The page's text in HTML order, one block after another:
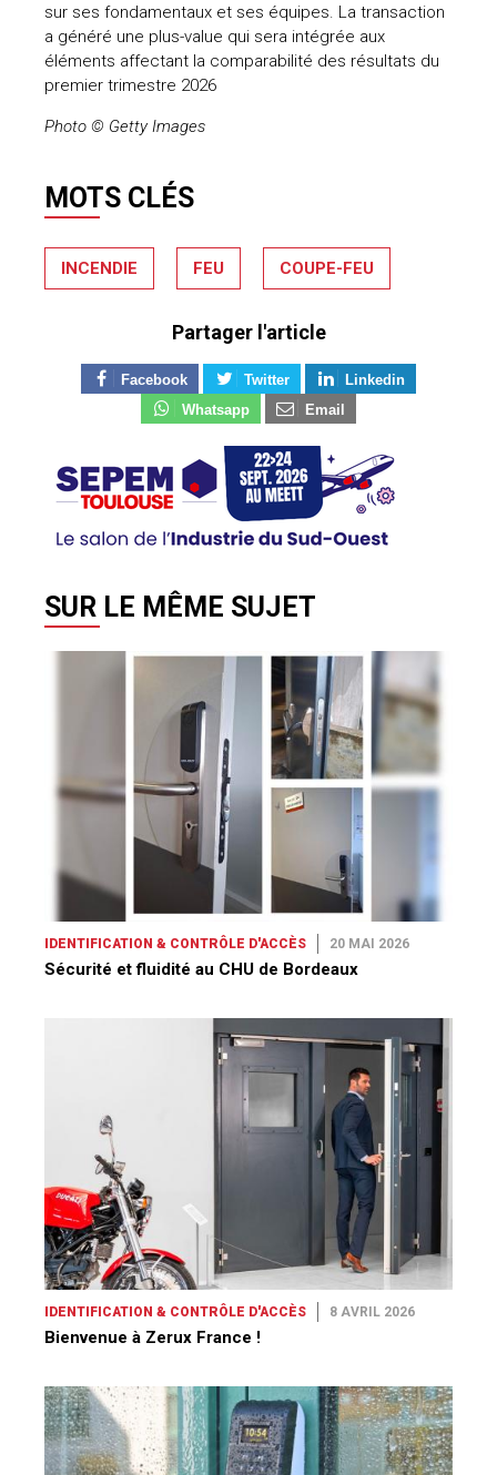
sur ses fondamentaux et ses équipes. La transaction
a généré une plus-value qui sera intégrée aux
éléments affectant la comparabilité des résultats du
premier trimestre 2026
Photo © Getty Images
MOTS CLÉS
INCENDIE FEU COUPE-FEU
Partager l'article
Facebook Twitter
Linkedin
Whatsapp
Email
SUR LE MÊME SUJET
IDENTIFICATION & CONTRÔLE D'ACCÈS 20 MAI 2026
Sécurité et fluidité au CHU de Bordeaux
IDENTIFICATION & CONTRÔLE D'ACCÈS 8 AVRIL 2026
Bienvenue à Zerux France !